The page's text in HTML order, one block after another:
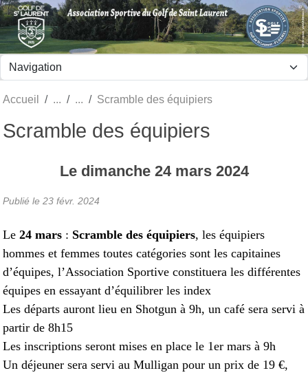
Accueil Scramble des équipiers
Scramble des équipiers
Le dimanche 24 mars 2024
Publié le 23 févr. 2024
Le 24 mars : Scramble des équipiers, les équipiers
hommes et femmes toutes catégories sont les capitaines
d’équipes, l’Association Sportive constituera les différentes
équipes en essayant d’équilibrer les index
Les départs auront lieu en Shotgun à 9h, un café sera servi à
partir de 8h15
Les inscriptions seront mises en place le 1er mars à 9h
Un déjeuner sera servi au Mulligan pour un prix de 19 €,
Panneau de gestion des cookies